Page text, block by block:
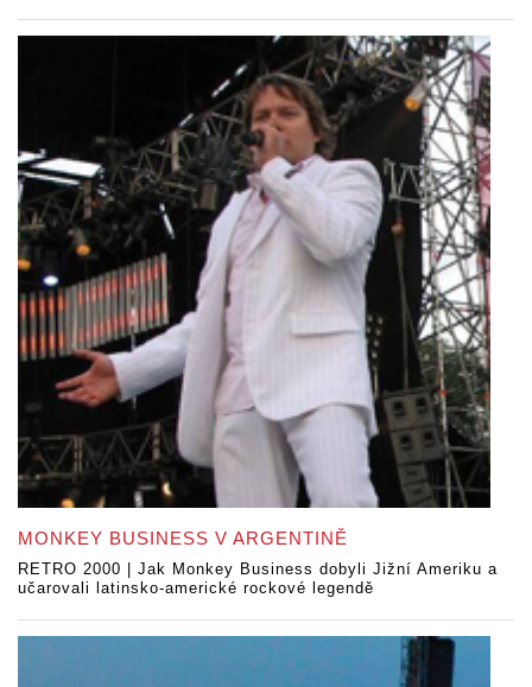
MONKEY BUSINESS V ARGENTINĚ
RETRO 2000 | Jak Monkey Business dobyli Jižní Ameriku a
učarovali latinsko-americké rockové legendě